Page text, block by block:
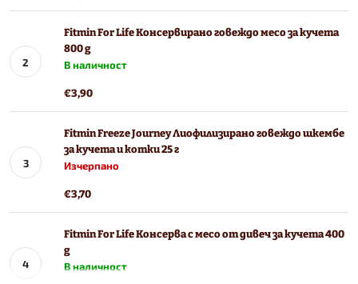
Fitmin For Life Консервирано говеждо месо за кучета
800 g
В наличност
€3,90
Fitmin Freeze Journey Лиофилизирано говеждо шкембе
за кучета и котки 25 г
Изчерпано
€3,70
Fitmin For Life Консерва с месо от дивеч за кучета 400
g
В наличност